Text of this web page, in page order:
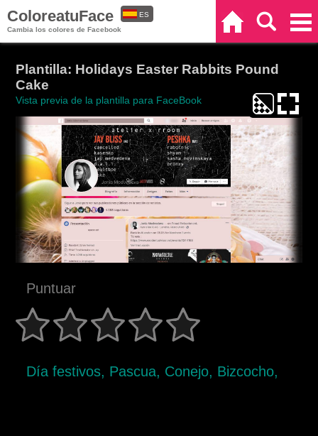
ColoreatuFace
Cambia los colores de Facebook
ES
Plantilla: Holidays Easter Rabbits Pound
Cake
Vista previa de la plantilla para FaceBook
Puntuar
Día festivos, Pascua, Conejo, Bizcocho,